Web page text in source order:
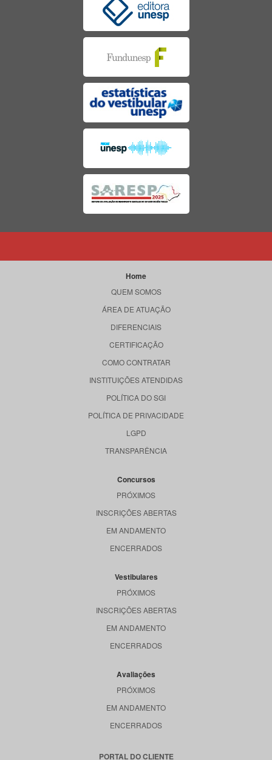
Home
QUEM SOMOS
ÁREA DE ATUAÇÃO
DIFERENCIAIS
CERTIFICAÇÃO
COMO CONTRATAR
INSTITUIÇÕES ATENDIDAS
POLÍTICA DO SGI
POLÍTICA DE PRIVACIDADE
LGPD
TRANSPARÊNCIA
Concursos
PRÓXIMOS
INSCRIÇÕES ABERTAS
EM ANDAMENTO
ENCERRADOS
Vestibulares
PRÓXIMOS
INSCRIÇÕES ABERTAS
EM ANDAMENTO
ENCERRADOS
Avaliações
PRÓXIMOS
EM ANDAMENTO
ENCERRADOS
PORTAL DO CLIENTE